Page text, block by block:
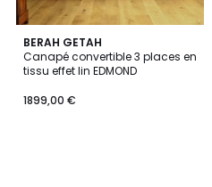
BERAH GETAH
Canapé convertible 3 places en
tissu effet lin EDMOND
1899,00 €